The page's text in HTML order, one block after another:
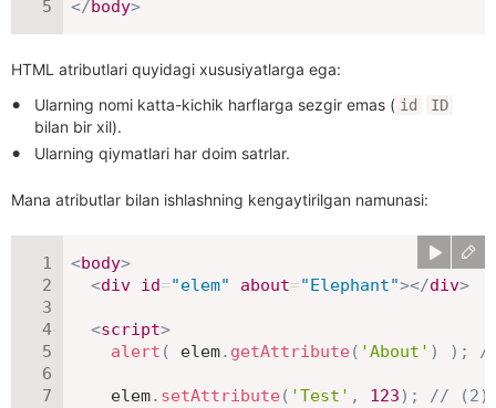
</body>
HTML atributlari quyidagi xususiyatlarga ega:
Ularning nomi katta-kichik harflarga sezgir emas ( id ID
bilan bir xil).
Ularning qiymatlari har doim satrlar.
Mana atributlar bilan ishlashning kengaytirilgan namunasi:
<body>
<div id="elem" about="Elephant"></div>
<script>
alert ( elem. getAttribute ( 'About' ) ) ;
    elem
. setAttribute ( 'Test' , 123) ; // (2),